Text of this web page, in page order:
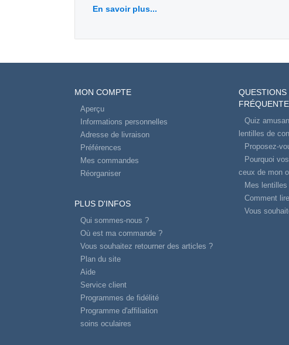
En savoir plus...
MON COMPTE
Aperçu
Informations personnelles
Adresse de livraison
Préférences
Mes commandes
Réorganiser
PLUS D'INFOS
Qui sommes-nous ?
Où est ma commande ?
Vous souhaitez retourner des articles ?
Plan du site
Aide
Service client
Programmes de fidélité
Programme d'affiliation
soins oculaires
QUESTIONS
Quiz
lentilles de
Proposez-
Pourquoi
ceux de mon
Mes
Comment
Vous